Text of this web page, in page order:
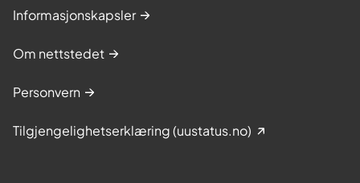
Informasjonskapsler
Om nettstedet
Personvern
Tilgjengelighetserklæring (uustatus.no)